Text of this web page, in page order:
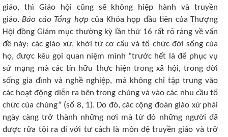
giáo, thì Giáo hội cũng sẽ không hiệp hành và truyền
giáo.Báo cáo Tổng hợpcủa Khóa họp đầu tiên của Thượng
Hội đồng Giám mục thường kỳ lần thứ 16 rất rõ ràng về vấn
đề này: các giáo xứ, khởi từ cơ cấu và tổ chức đời sống của
họ, được kêu gọi quan niệm mình “trước hết là để phục vụ
sứ mạng mà các tín hữu thực hiện trong xã hội, trong đời
sống gia đình và nghề nghiệp, mà không chỉ tập trung vào
các hoạt động diễn ra bên trong chúng và vào các nhu cầu tổ
chức của chúng” (số 8, 1). Do đó, các cộng đoàn giáo xứ phải
ngày càng trở thành những nơi mà từ đó những người đã
được rửa tội ra đi với tư cách là môn đệ truyền giáo và trở